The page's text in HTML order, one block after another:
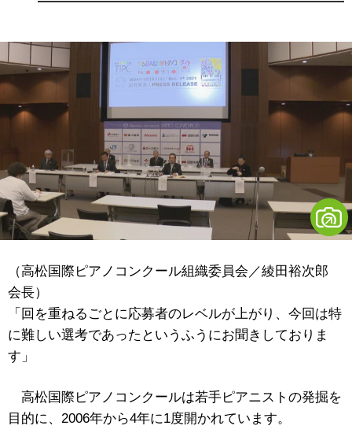
（高松国際ピアノコンクール組織委員会／綾田裕次郎
会長）
「回を重ねるごとに応募者のレベルが上がり、今回は特
に難しい選考であったというふうにお聞きしておりま
す」
高松国際ピアノコンクールは若手ピアニストの発掘を
目的に、2006年から4年に1度開かれています。